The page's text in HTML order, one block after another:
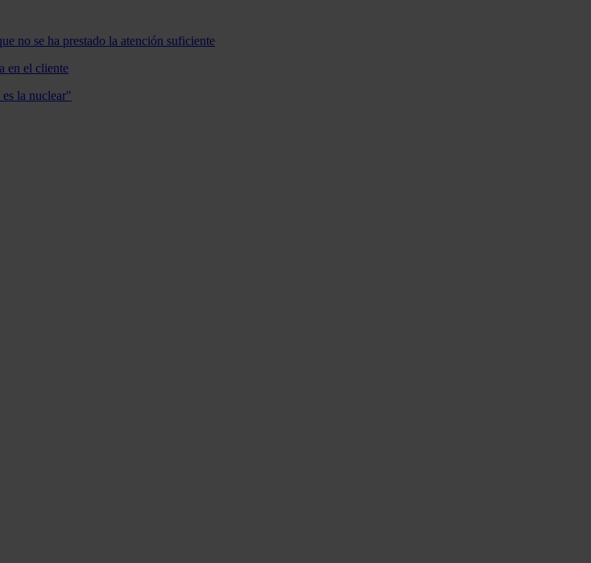
no se ha prestado la atención suficiente
en el cliente
la nuclear"